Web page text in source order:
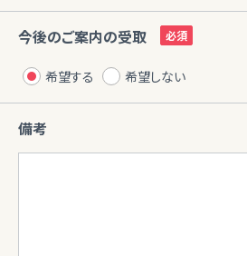
今後のご案内の受取
希望する 希望しない
備考